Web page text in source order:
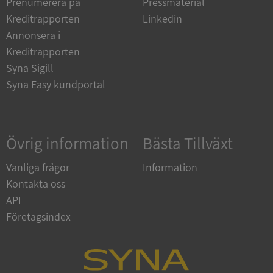
Kreditrapporten
Annonsera i
Kreditrapporten
Syna Sigill
Syna Easy kundportal
Linkedin
Övrig information
Vanliga frågor
Kontakta oss
API
Företagsindex
Bästa Tillväxt
Information
Strikt nödvändiga kakor tillåter
och kontohantering. Webbplatsen kan inte
användas ordentligt utan strikt nödvändiga cookies.
Namn
__RequestVerificationToken
.youtube.com